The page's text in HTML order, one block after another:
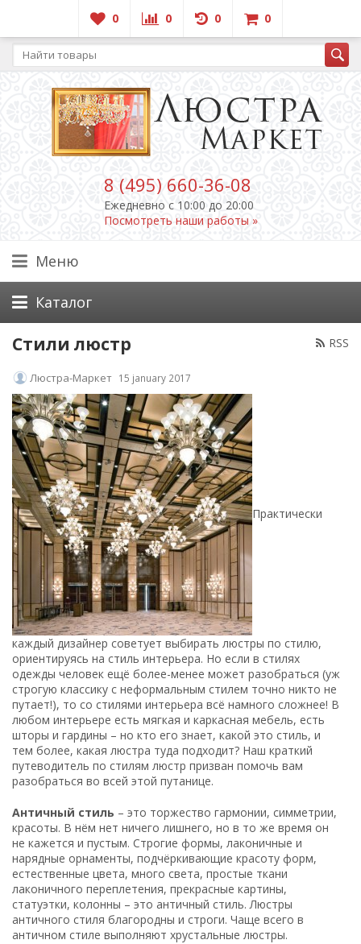
0 0 0 0
8 (495) 660-36-08
Ежедневно c 10:00 до 20:00
Посмотреть наши работы »
Меню
Каталог
RSS
Стили люстр
Люстра-Маркет 15 january 2017
Практически
каждый дизайнер советует выбирать люстры по стилю,
ориентируясь на стиль интерьера. Но если в стилях
одежды человек ещё более-менее может разобраться (уж
строгую классику с неформальным стилем точно никто не
путает!), то со стилями интерьера всё намного сложнее! В
любом интерьере есть мягкая и каркасная мебель, есть
шторы и гардины – но кто его знает, какой это стиль, и
тем более, какая люстра туда подходит? Наш краткий
путеводитель по стилям люстр призван помочь вам
разобраться во всей этой путанице.
Античный стиль – это торжество гармонии, симметрии,
красоты. В нём нет ничего лишнего, но в то же время он
не кажется и пустым. Строгие формы, лаконичные и
нарядные орнаменты, подчёркивающие красоту форм,
естественные цвета, много света, простые ткани
лаконичного переплетения, прекрасные картины,
статуэтки, колонны – это античный стиль. Люстры
античного стиля благородны и строги. Чаще всего в
античном стиле выполняют хрустальные люстры.